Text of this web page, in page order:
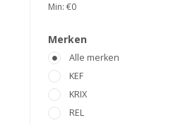
Min: €0
Merken
Alle merken
KEF
KRIX
REL